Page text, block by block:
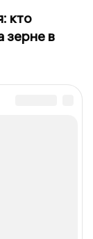
кто
зерне в